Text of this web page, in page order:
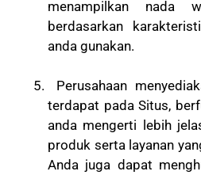
menampilkan nada
berdasarkan
anda gunakan.
Perusahaan
terdapat pada Situs,
anda mengerti lebih
produk serta layanan
Anda juga dapat